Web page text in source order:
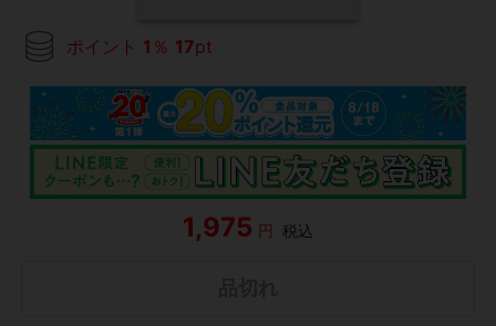
ポイント 1 ％ 17pt
1,975 円 税込